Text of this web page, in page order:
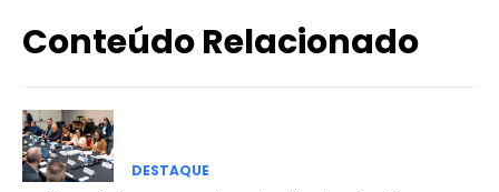
Conteúdo Relacionado
DESTAQUE